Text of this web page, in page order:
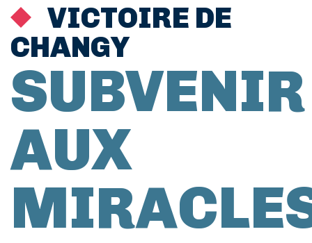
VICTOIRE DE
CHANGY
SUBVENIR
AUX